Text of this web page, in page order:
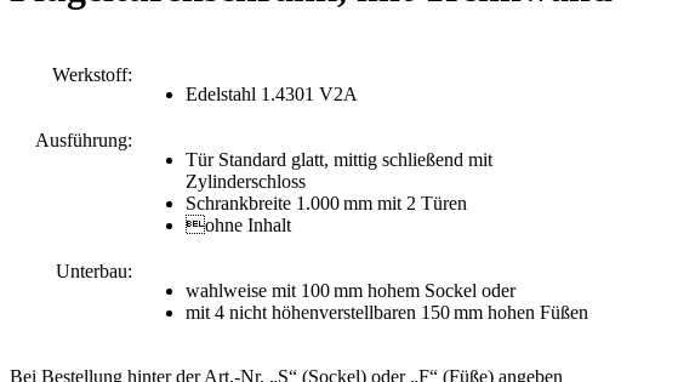
Werkstoff:
Edelstahl 1.4301 V2A
Ausführung:
Tür Standard glatt, mittig schließend mit
Zylinderschloss
Schrankbreite 1.000 mm mit 2 Türen
ohne Inhalt
Unterbau:
wahlweise mit 100 mm hohem Sockel oder
mit 4 nicht höhenverstellbaren 150 mm hohen Füßen
Bei Bestellung hinter der Art.-Nr. „S“ (Sockel) oder „F“ (Füße) angeben